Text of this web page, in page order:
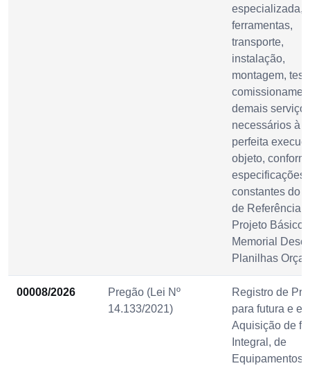
especializada,
ferramentas,
transporte,
instalação,
montagem,
demais
necessários à
perfeita
objeto,
especificações
constantes do
de Referência,
Projeto Básico,
Memorial
Planilhas
00008/2026
Pregão (Lei Nº
14.133/2021)
Registro de
para futura e
Aquisição de
Integral, de
Equipamentos